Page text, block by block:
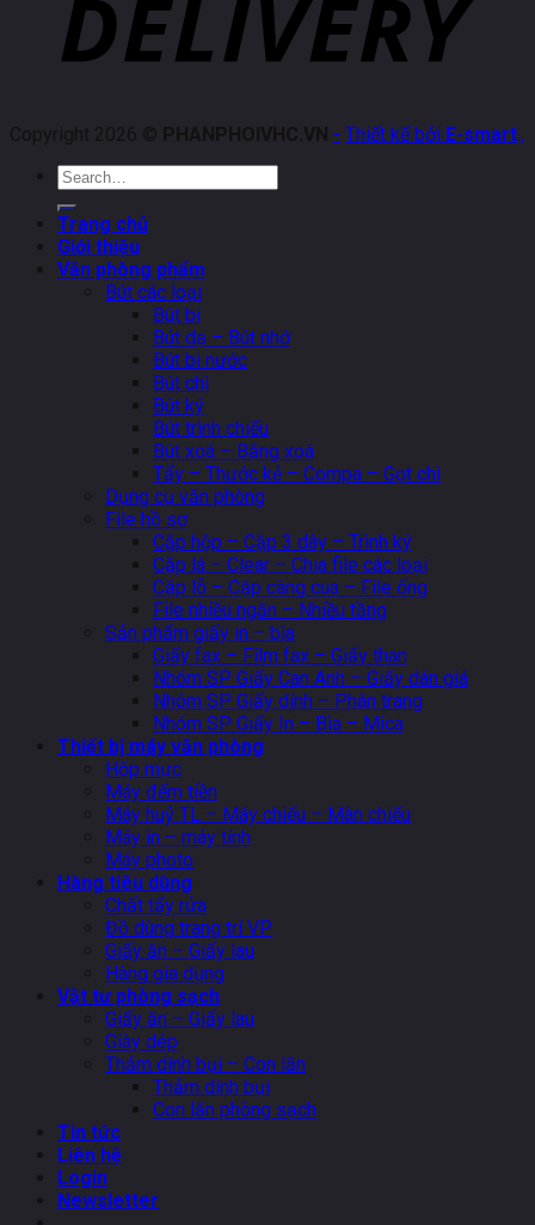
Copyright 2026 © PHANPHOIVHC.VN - Thiết kế bởi E-smart,
Search
for:
Trang chủ
Giới thiệu
Văn phòng phẩm
Bút các loại
Bút bi
Bút dạ – Bút nhớ
Bút bi nước
Bút chì
Bút ký
Bút trình chiếu
Bút xoá – Băng xoá
Tẩy – Thước kẻ – Compa – Gọt chì
Dụng cụ văn phòng
File hồ sơ
Cặp hộp – Cặp 3 dây – Trình ký
Cặp lá – Clear – Chia file các loại
Cặp lỗ – Cặp càng cua – File ống
File nhiều ngăn – Nhiều tầng
Sản phẩm giấy in – bìa
Giấy fax – Film fax – Giấy than
Nhóm SP Giấy Can Anh – Giấy dán giá
Nhóm SP Giấy dính – Phân trang
Nhóm SP Giấy In – Bìa – Mica
Thiết bị máy văn phòng
Hộp mực
Máy đếm tiền
Máy huỷ TL – Máy chiếu – Màn chiếu
Máy in – máy tính
Máy photo
Hàng tiêu dùng
Chất tẩy rửa
Đồ dùng trang trí VP
Giấy ăn – Giấy lau
Hàng gia dụng
Vật tư phòng sạch
Giấy ăn – Giấy lau
Giày dép
Thảm dính bụi – Con lăn
Thảm dính bụi
Con lăn phòng sạch
Tin tức
Liên hệ
Login
Newsletter